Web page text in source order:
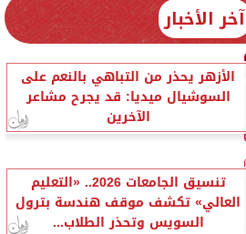
آخر الأخبار
الأزهر يحذر من التباهي بالنعم على
السوشيال ميديا: قد يجرح مشاعر
الآخرين
تنسيق الجامعات 2026.. «التعليم
العالي» تكشف موقف هندسة بترول
السويس وتحذر الطلاب...